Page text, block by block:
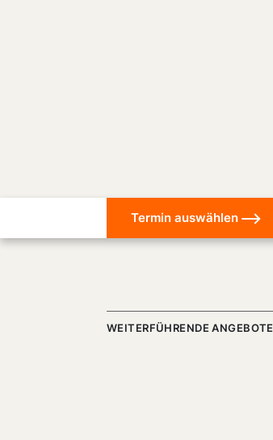
Termin auswählen
WEITERFÜHRENDE ANGEBOTE